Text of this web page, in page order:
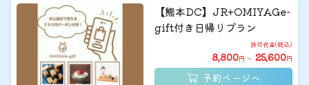
【熊本DC】JR+OMIYAGe-
gift付き日帰りプラン
8,800円 ～ 25,600円
予約ページへ